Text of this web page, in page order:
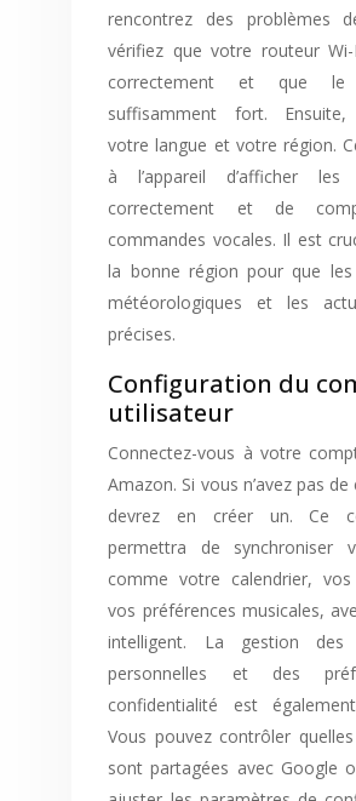
rencontrez des problèmes
vérifiez que votre routeur
correctement et que
suffisamment fort. Ensuite,
votre langue et votre région.
à l’appareil d’afficher les
correctement et de
commandes vocales. Il est
la bonne région pour que
météorologiques et les
précises.
Configuration du
utilisateur
Connectez-vous à votre
Amazon. Si vous n’avez pas
devrez en créer un. Ce
permettra de synchroniser
comme votre calendrier,
vos préférences musicales,
intelligent. La gestion des
personnelles et des
confidentialité est
Vous pouvez contrôler
sont partagées avec Google